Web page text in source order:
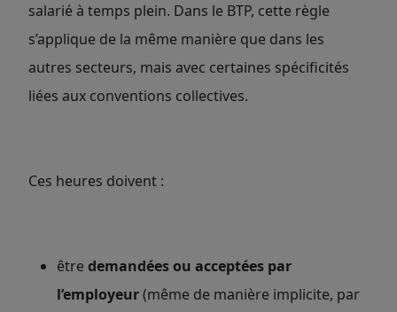
salarié à temps plein. Dans le BTP, cette règle
s’applique de la même manière que dans les
autres secteurs, mais avec certaines spécificités
liées aux conventions collectives.
Ces heures doivent :
être demandées ou acceptées par
l’employeur(même de manière implicite, par